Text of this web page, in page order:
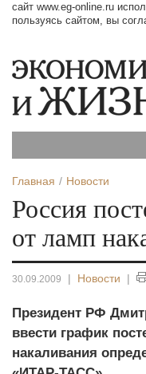
сайт www.eg-online.ru
пользуясь сайтом, вы
Главная Новости
Россия
от ламп
30.09.2009 | Новости |
Президент РФ
ввести график
накаливания